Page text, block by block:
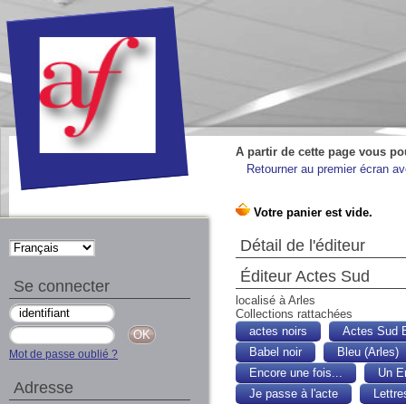
A partir de cette page vous
Retourner au premier écran
Détail de l'éditeur
Éditeur Actes Sud
localisé à Arles
Collections rattachées
actes noirs
Actes Sud
Babel noir
Bleu (Arles)
Encore une fois...
Un
Je passe à l'acte
Se connecter
Mot de passe oublié ?
Adresse